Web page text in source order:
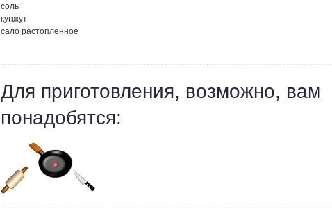
соль
кунжут
сало растопленное
Для приготовления, возможно, вам
понадобятся: